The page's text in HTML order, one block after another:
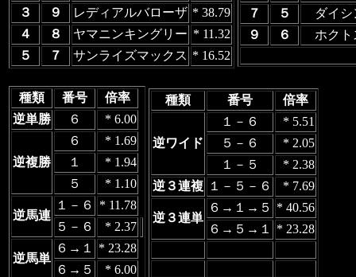
３
９ レディアルバローザ * 38.79
４
８ ヤマニンキングリー * 11.32
５
７ サンライズマックス * 16.52
７
５
ダイ
９
６ ホク
種類 番号
倍率
逆単勝
６ * 6.00
逆複勝
６
* 1.69
１
* 1.94
５
* 1.10
逆馬連
１－６
* 11.78
５－６
* 2.37
逆馬単
６→１
* 23.28
６→５
* 6.00
種類 番号 倍率
逆ワイド
１－６
* 5.51
５－６
* 2.05
１－５
* 2.38
逆３連複 １－５－６ * 7.69
逆３連単
６→１→５
* 40.56
６→５→１
* 23.28